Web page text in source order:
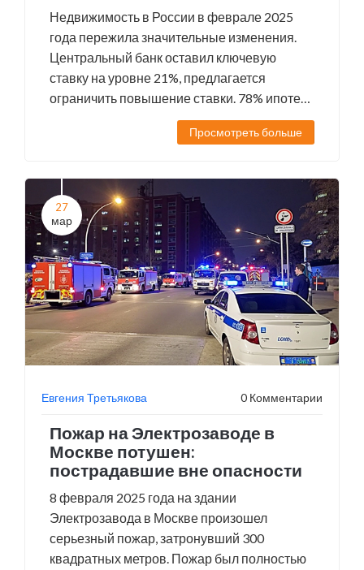
Недвижимость в России в феврале 2025
года пережила значительные изменения.
Центральный банк оставил ключевую
ставку на уровне 21%, предлагается
ограничить повышение ставки. 78% ипотек
Сбербанка были субсидированы
государством. Рынок аренды в Москве
доступностью субсидий и застройкой.
Юридически усложнены сделки с участием
несовершеннолетних.
Просмотреть больше
27
мар
Евгения Третьякова 0 Комментарии
Пожар на Электрозаводе в
Москве потушен:
пострадавшие вне опасности
8 февраля 2025 года на здании
Электрозавода в Москве произошел
серьезный пожар, затронувший 300
квадратных метров. Пожар был полностью